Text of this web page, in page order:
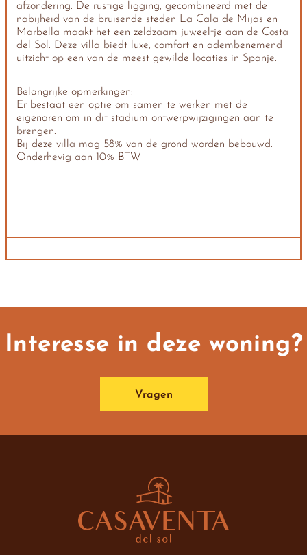
afzondering. De rustige ligging, gecombineerd met de
nabijheid van de bruisende steden La Cala de Mijas en
Marbella maakt het een zeldzaam juweeltje aan de Costa
del Sol. Deze villa biedt luxe, comfort en adembenemend
uitzicht op een van de meest gewilde locaties in Spanje.
Belangrijke opmerkingen:
Er bestaat een optie om samen te werken met de
eigenaren om in dit stadium ontwerpwijzigingen aan te
brengen.
Bij deze villa mag 58% van de grond worden bebouwd.
Onderhevig aan 10% BTW
Interesse in deze woning?
Vragen